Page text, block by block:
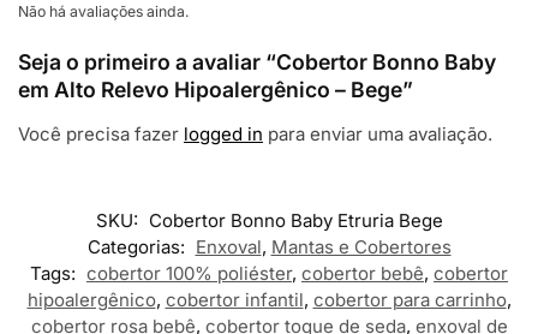
Não há avaliações ainda.
Seja o primeiro a avaliar “Cobertor Bonno Baby
em Alto Relevo Hipoalergênico – Bege”
Você precisa fazer logged in para enviar uma avaliação.
SKU: Cobertor Bonno Baby Etruria Bege
Categorias: Enxoval, Mantas e Cobertores
Tags: cobertor 100% poliéster, cobertor bebê, cobertor
hipoalergênico, cobertor infantil, cobertor para carrinho,
cobertor rosa bebê, cobertor toque de seda, enxoval de